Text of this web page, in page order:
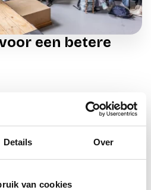
Details Over
van cookies
een betere
leren van en met elkaar,
samen aan
zoals Waarderend